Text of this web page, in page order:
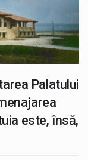
Palatului
este, însă,